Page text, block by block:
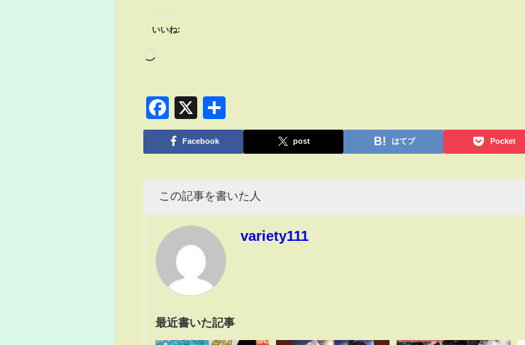
いいね:
Facebook
X
有
Facebook post はてブ Pocket
この記事を書いた人
variety111
最近書いた記事